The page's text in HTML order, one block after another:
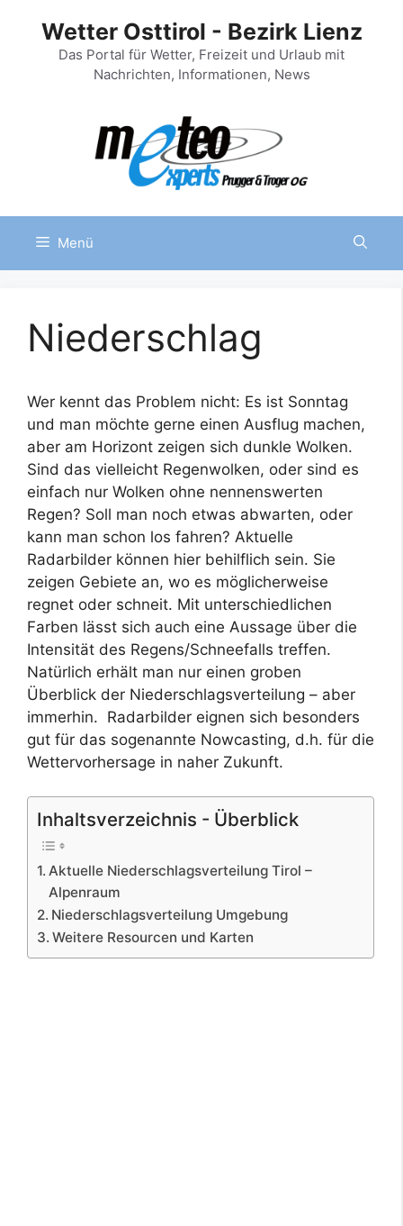
springen
Wetter Osttirol - Bezirk Lienz
Das Portal für Wetter, Freizeit und Urlaub mit
Nachrichten, Informationen, News
Menü
Niederschlag
Wer kennt das Problem nicht: Es ist Sonntag
und man möchte gerne einen Ausflug machen,
aber am Horizont zeigen sich dunkle Wolken.
Sind das vielleicht Regenwolken, oder sind es
einfach nur Wolken ohne nennenswerten
Regen? Soll man noch etwas abwarten, oder
kann man schon los fahren? Aktuelle
Radarbilder können hier behilflich sein. Sie
zeigen Gebiete an, wo es möglicherweise
regnet oder schneit. Mit unterschiedlichen
Farben lässt sich auch eine Aussage über die
Intensität des Regens/Schneefalls treffen.
Natürlich erhält man nur einen groben
Überblick der Niederschlagsverteilung – aber
immerhin. Radarbilder eignen sich besonders
gut für das sogenannte Nowcasting, d.h. für die
Wettervorhersage in naher Zukunft.
Inhaltsverzeichnis - Überblick
Aktuelle Niederschlagsverteilung Tirol –
Alpenraum
Niederschlagsverteilung Umgebung
Weitere Resourcen und Karten